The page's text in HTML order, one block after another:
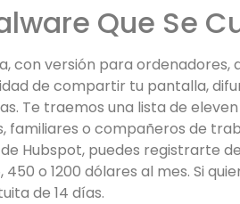
Que Se
versión para ordenadores,
de compartir tu pantalla,
Te traemos una lista de
o compañeros de
Hubspot, puedes registrarte
450 o 1200 dólares al mes. Si
de 14 días.